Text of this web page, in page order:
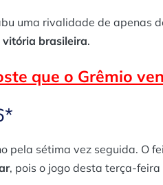
uma rivalidade de apenas
vitória brasileira.
que o Grêmio
pela sétima vez seguida. O
, pois o jogo desta terça-